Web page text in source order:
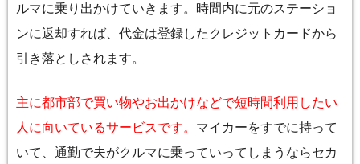
ルマに乗り出かけていきます。時間内に元のステーショ
ンに返却すれば、代金は登録したクレジットカードから
引き落としされます。
主に都市部で買い物やお出かけなどで短時間利用したい
人に向いているサービスです。 マイカーをすでに持って
いて、通勤で夫がクルマに乗っていってしまうならセカ